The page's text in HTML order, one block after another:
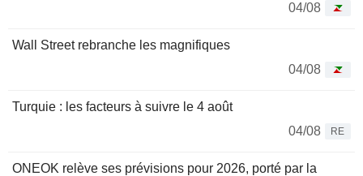
04/08
Wall Street rebranche les magnifiques
04/08
Turquie : les facteurs à suivre le 4 août
04/08
RE
ONEOK relève ses prévisions pour 2026, porté par la